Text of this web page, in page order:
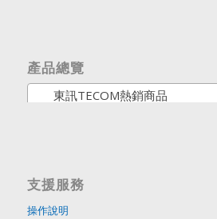
產品總覽
東訊TECOM熱銷商品
支援服務
操作說明